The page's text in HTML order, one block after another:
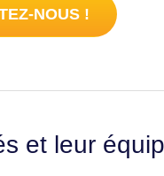
NOUS !
et leur